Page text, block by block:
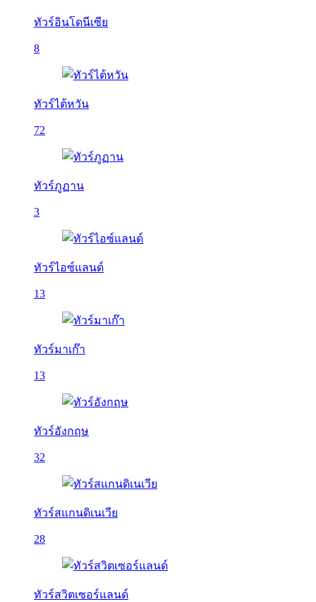
ทัวร์อินโดนีเซีย
8
ทัวร์ไต้หวัน
72
ทัวร์ภูฏาน
3
ทัวร์ไอซ์แลนด์
13
ทัวร์มาเก๊า
13
ทัวร์อังกฤษ
32
ทัวร์สแกนดิเนเวีย
28
ทัวร์สวิตเซอร์แลนด์